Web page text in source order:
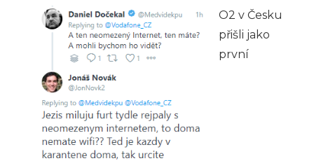
O2 v Česku
přišli jako
první